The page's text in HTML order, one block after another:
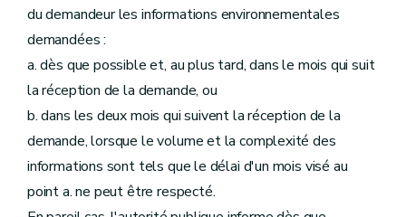
du demandeur les informations environnementales
demandées :
a. dès que possible et, au plus tard, dans le mois qui suit
la réception de la demande, ou
b. dans les deux mois qui suivent la réception de la
demande, lorsque le volume et la complexité des
informations sont tels que le délai d'un mois visé au
point a. ne peut être respecté.